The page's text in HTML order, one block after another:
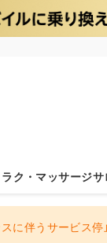
ラク・マッサージサ
に伴うサービス